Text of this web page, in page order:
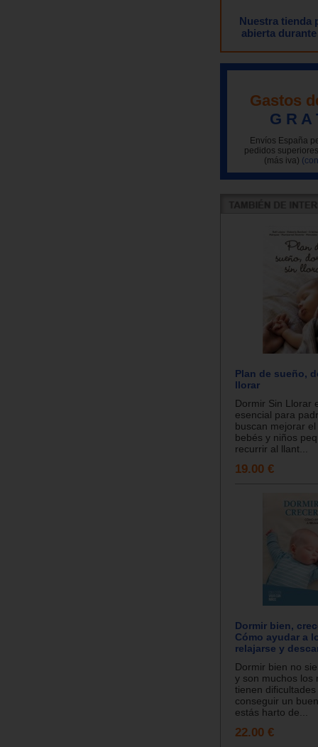
Nuestra tienda
abierta
Gastos
G R A
Envíos España
pedidos
(más iva)
Plan de sueño,
llorar
Dormir Sin Llorar
esencial para
buscan mejorar
bebés y niños
recurrir al llant...
19.00 €
Dormir bien,
Cómo ayudar a
relajarse y
Dormir bien no
y son muchos los
tienen
conseguir un
estás harto de...
22.00 €